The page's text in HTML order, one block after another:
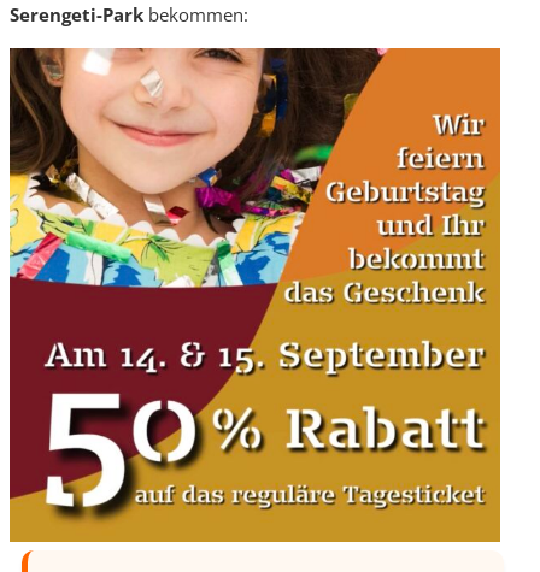
Serengeti-Park bekommen: